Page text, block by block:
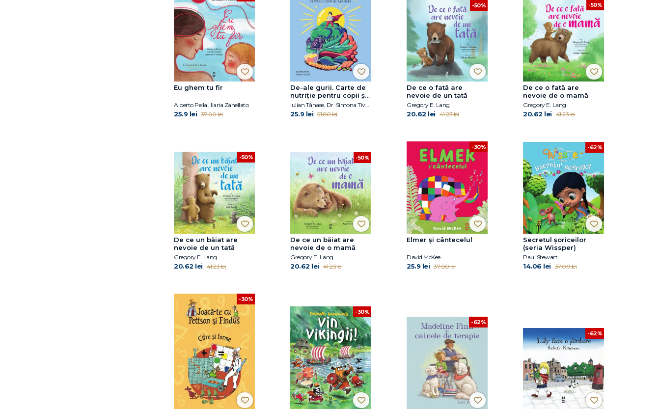
Eu ghem tu fir
Alberto Pellai, Ilaria Zanellato
25.9 lei 37.00 lei
De-ale gurii. Carte de
nutriție pentru copii și
părinți
Iulian Tănase, Dr. Simona Tivadar
25.9 lei 51.80 lei
-50%
De ce o fată are
nevoie de un tată
Gregory E. Lang
20.62 lei 41.23 lei
-50%
De ce o fată are
nevoie de o mamă
Gregory E. Lang
20.62 lei 41.23 lei
-50%
De ce un băiat are
nevoie de un tată
Gregory E. Lang
20.62 lei 41.23 lei
-50%
De ce un băiat are
nevoie de o mamă
Gregory E. Lang
20.62 lei 41.23 lei
-30%
Elmer și cântecelul
David McKee
25.9 lei 37.00 lei
-62%
Secretul șoriceilor
(seria Wissper)
Paul Stewart
14.06 lei 37.00 lei
-30%
-30%
-62%
-62%